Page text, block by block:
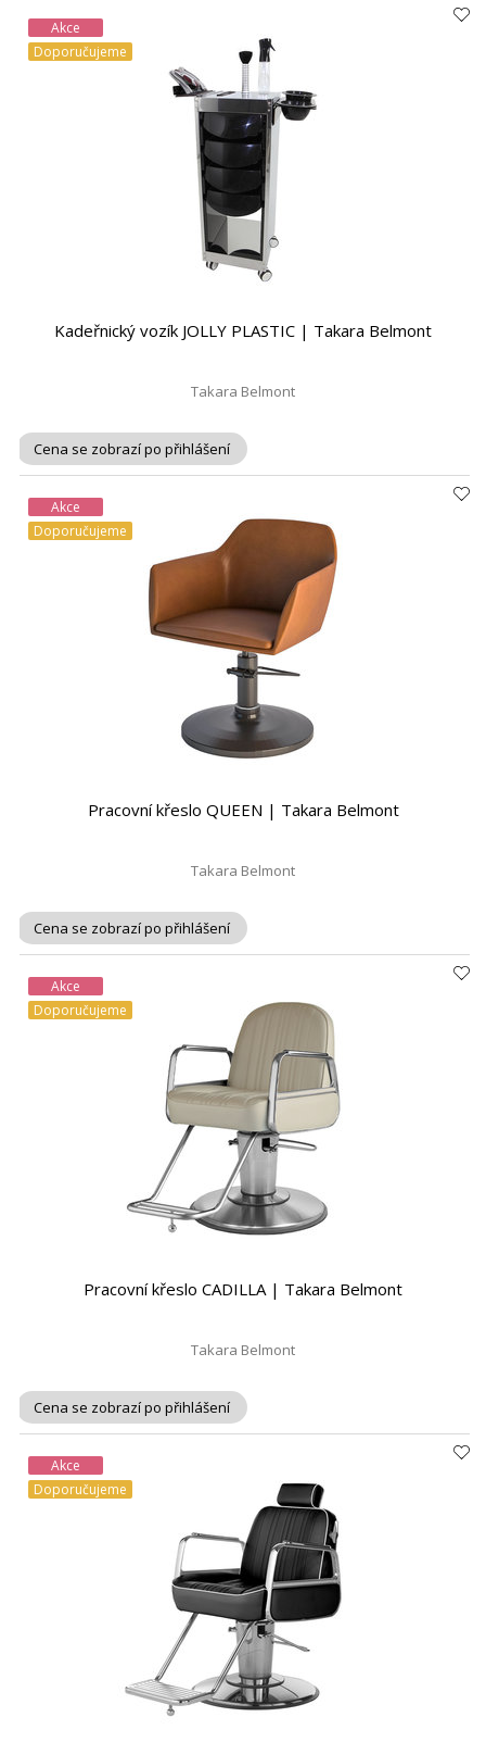
Akce
Doporučujeme
Kadeřnický vozík JOLLY PLASTIC | Takara Belmont
Takara Belmont
Cena se zobrazí po přihlášení
Akce
Doporučujeme
Pracovní křeslo QUEEN | Takara Belmont
Takara Belmont
Cena se zobrazí po přihlášení
Akce
Doporučujeme
Pracovní křeslo CADILLA | Takara Belmont
Takara Belmont
Cena se zobrazí po přihlášení
Akce
Doporučujeme